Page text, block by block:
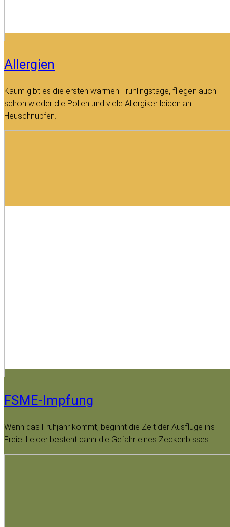
Allergien
Kaum gibt es die ersten warmen Frühlingstage, fliegen auch
schon wieder die Pollen und viele Allergiker leiden an
Heuschnupfen.
FSME-Impfung
Wenn das Frühjahr kommt, beginnt die Zeit der Ausflüge ins
Freie. Leider besteht dann die Gefahr eines Zeckenbisses.